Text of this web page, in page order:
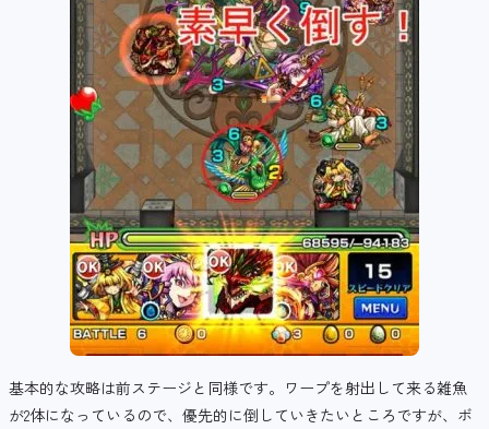
基本的な攻略は前ステージと同様です。ワープを射出して来る雑魚
が2体になっているので、優先的に倒していきたいところですが、ボ